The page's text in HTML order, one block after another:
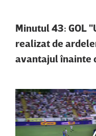
Minutul 43: GOL
realizat de
avantajul înainte